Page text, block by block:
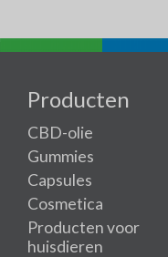
Producten
CBD-olie
Gummies
Capsules
Cosmetica
Producten voor
huisdieren